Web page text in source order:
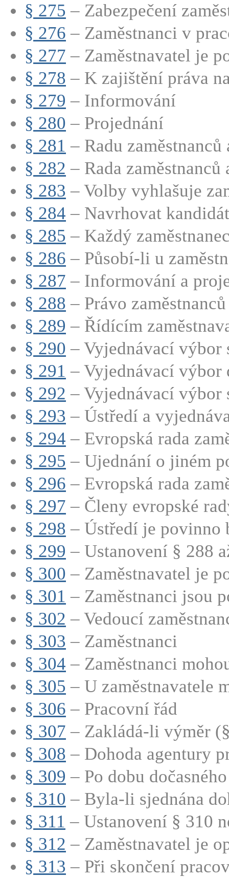
§ 275 – Zabezpečení
§ 276 – Zaměstnanci v
§ 277 – Zaměstnavatel je
§ 278 – K zajištění práva
§ 279 – Informování
§ 280 – Projednání
§ 281 – Radu zaměstnanců
§ 282 – Rada zaměstnanců
§ 283 – Volby vyhlašuje
§ 284 – Navrhovat
§ 285 – Každý
§ 286 – Působí-li u
§ 287 – Informování a
§ 288 – Právo
§ 289 – Řídícím
§ 290 – Vyjednávací výbor
§ 291 – Vyjednávací výbor
§ 292 – Vyjednávací výbor
§ 293 – Ústředí a
§ 294 – Evropská rada
§ 295 – Ujednání o jiném
§ 296 – Evropská rada
§ 297 – Členy evropské
§ 298 – Ústředí je povinno
§ 299 – Ustanovení § 288
§ 300 – Zaměstnavatel je
§ 301 – Zaměstnanci jsou
§ 302 – Vedoucí
§ 303 – Zaměstnanci
§ 304 – Zaměstnanci
§ 305 – U zaměstnavatele
§ 306 – Pracovní řád
§ 307 – Zakládá-li výměr
§ 308 – Dohoda agentury
§ 309 – Po dobu
§ 310 – Byla-li sjednána
§ 311 – Ustanovení § 310
§ 312 – Zaměstnavatel je
§ 313 – Při skončení